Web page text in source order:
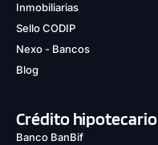
Inmobiliarias
Sello CODIP
Nexo - Bancos
Blog
Crédito hipotecario
Banco BanBif